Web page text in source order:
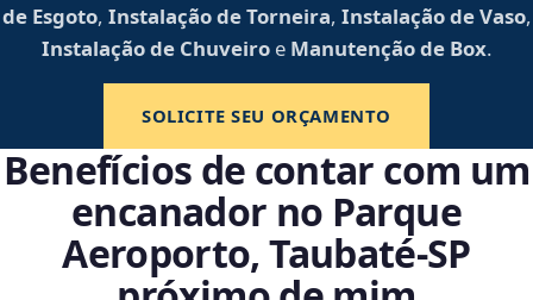
de Esgoto, Instalação de Torneira, Instalação de Vaso,
Instalação de Chuveiroe Manutenção de Box.
SOLICITE SEU ORÇAMENTO
Benefícios de contar com um
encanador no Parque
Aeroporto, Taubaté‑SP